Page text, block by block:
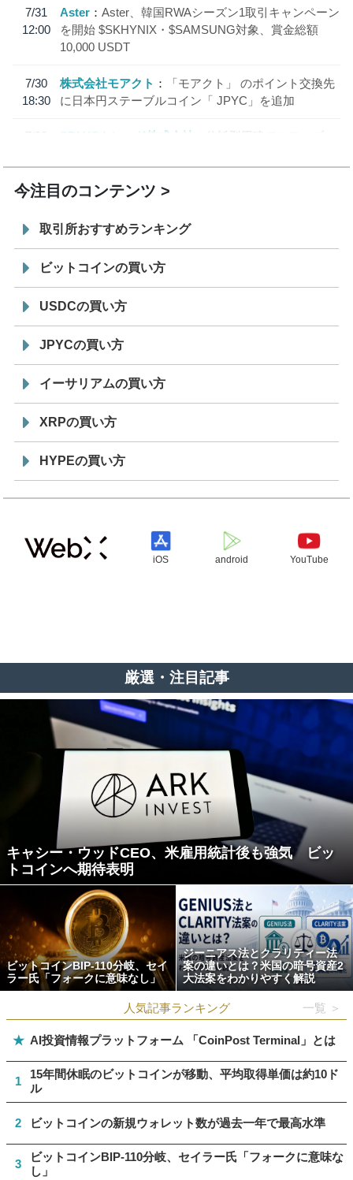
7/31
12:00
Aster
Aster、韓国RWAシーズン1取引キャンペーン
を開始 $SKHYNIX・$SAMSUNG対象、賞金総額
10,000 USDT
7/30
18:30
株式会社モアクト
「モアクト」 のポイント交換先
に日本円ステーブルコイン「 JPYC」を追加
7/29
SBI VCトレード株式会社
信託型円建てステーブル
今注目のコンテンツ
取引所おすすめランキング
ビットコインの買い方
USDCの買い方
JPYCの買い方
イーサリアムの買い方
XRPの買い方
HYPEの買い方
iOS android YouTube
厳選・注目記事
キャシー・ウッドCEO、米雇用統計後も強気 ビッ
トコインへ期待表明
ビットコインBIP-110分岐、セイ
ラー氏「フォークに意味なし」
ジーニアス法とクラリティー法
案の違いとは？米国の暗号資産2
大法案をわかりやすく解説
人気記事ランキング 一覧 ＞
★ AI投資情報プラットフォーム 「CoinPost Terminal」とは
1
15年間休眠のビットコインが移動、平均取得単価は約10ド
ル
2 ビットコインの新規ウォレット数が過去一年で最高水準
3
ビットコインBIP-110分岐、セイラー氏「フォークに意味な
し」